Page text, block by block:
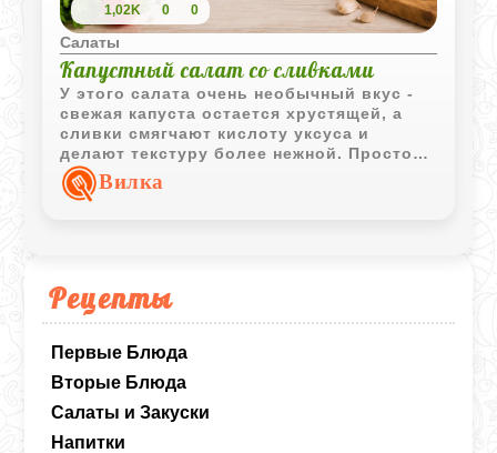
Рецепты
Первые Блюда
Вторые Блюда
Салаты и Закуски
Напитки
1,02K 0 0
Салаты
Капустный салат со сливками
У этого салата очень необычный вкус -
свежая капуста остается хрустящей, а
сливки смягчают кислоту уксуса и
делают текстуру более нежной. Простое
сочетание продуктов дает легкий и
освежающий результат.
Вилка